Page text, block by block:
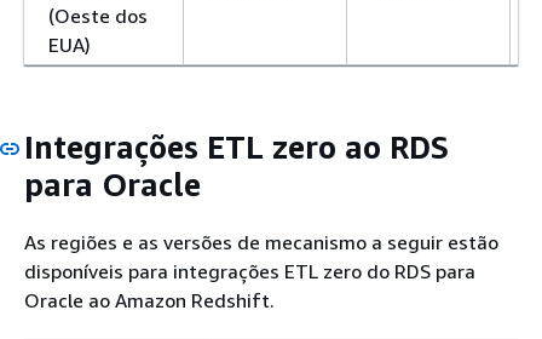
(Oeste dos
EUA)
Integrações ETL zero ao RDS
para Oracle
As regiões e as versões de mecanismo a seguir estão
disponíveis para integrações ETL zero do RDS para
Oracle ao Amazon Redshift.